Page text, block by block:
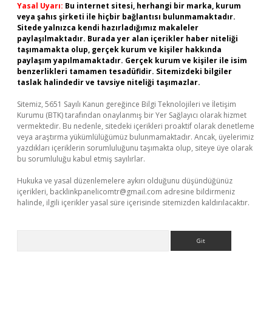
Yasal Uyarı: Bu internet sitesi, herhangi bir marka, kurum
veya şahıs şirketi ile hiçbir bağlantısı bulunmamaktadır.
Sitede yalnızca kendi hazırladığımız makaleler
paylaşılmaktadır. Burada yer alan içerikler haber niteliği
taşımamakta olup, gerçek kurum ve kişiler hakkında
paylaşım yapılmamaktadır. Gerçek kurum ve kişiler ile isim
benzerlikleri tamamen tesadüfidir. Sitemizdeki bilgiler
taslak halindedir ve tavsiye niteliği taşımazlar.
Sitemiz, 5651 Sayılı Kanun gereğince Bilgi Teknolojileri ve İletişim
Kurumu (BTK) tarafından onaylanmış bir Yer Sağlayıcı olarak hizmet
vermektedir. Bu nedenle, sitedeki içerikleri proaktif olarak denetleme
veya araştırma yükümlülüğümüz bulunmamaktadır. Ancak, üyelerimiz
yazdıkları içeriklerin sorumluluğunu taşımakta olup, siteye üye olarak
bu sorumluluğu kabul etmiş sayılırlar.
Hukuka ve yasal düzenlemelere aykırı olduğunu düşündüğünüz
içerikleri, backlinkpanelicomtr@gmail.com adresine bildirmeniz
halinde, ilgili içerikler yasal süre içerisinde sitemizden kaldırılacaktır.